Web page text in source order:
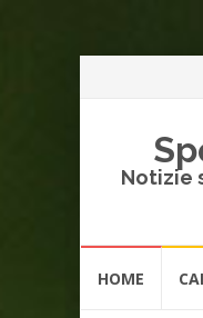
Notizie
HOME